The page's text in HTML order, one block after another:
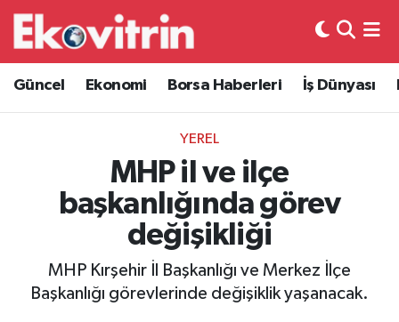
Güncel Ekonomi Borsa Haberleri İş Dünyası
YEREL
MHP il ve ilçe
başkanlığında görev
değişikliği
MHP Kırşehir İl Başkanlığı ve Merkez İlçe
Başkanlığı görevlerinde değişiklik yaşanacak.
Güncel
Ekonomi
Borsa Haberleri
İş Dünyası
Otovitrin
Hava Durumu
Trafik Durumu
Süper Lig Puan Durumu ve Fikstür
Tüm Manşetler
Son Dakika Haberleri
Haber Arşivi